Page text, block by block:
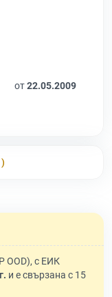
от22.05.2009
OOD), с ЕИК
и е свързана с 15